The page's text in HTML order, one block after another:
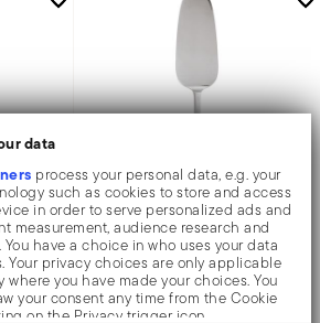
data
process your personal data, e.g. your
such as cookies to store and access
in order to serve personalized ads and
measurement, audience research and
have a choice in who uses your data
Your privacy choices are only applicable
you have made your choices. You
your consent any time from the Cookie
on the Privacy trigger icon.
Symbol
Tortenheber